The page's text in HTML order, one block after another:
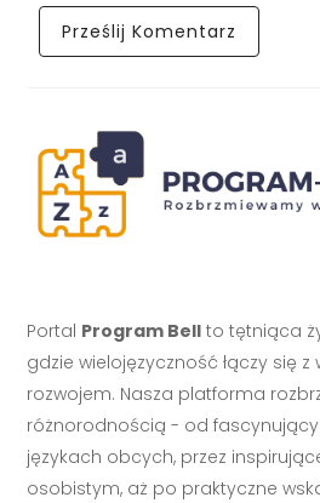
Portal Program Bell to tętniąca
gdzie wielojęzyczność łączy się
rozwojem. Nasza platforma
różnorodnością - od
językach obcych, przez
osobistym, aż po praktyczne